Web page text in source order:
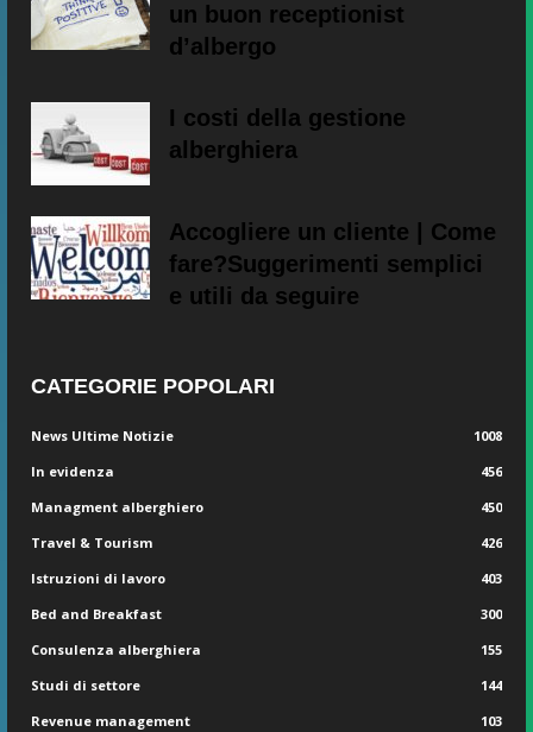
un buon receptionist
d’albergo
I costi della gestione
alberghiera
Accogliere un cliente | Come
fare?Suggerimenti semplici
e utili da seguire
CATEGORIE POPOLARI
News Ultime Notizie
1008
In evidenza
456
Managment alberghiero
450
Travel & Tourism
426
Istruzioni di lavoro
403
Bed and Breakfast
300
Consulenza alberghiera
155
Studi di settore
144
Revenue management
103